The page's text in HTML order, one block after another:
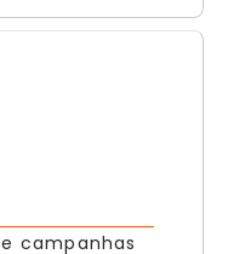
campanhas